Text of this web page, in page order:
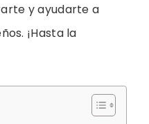
y ayudarte a
¡Hasta la